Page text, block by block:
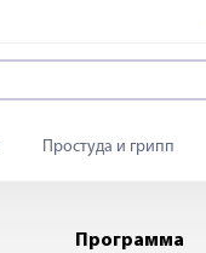
Простуда и грипп
Программа